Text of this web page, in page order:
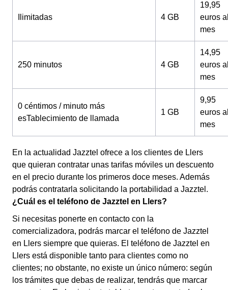
Ilimitadas 4 GB
19,95
euros
mes
250 minutos 4 GB
14,95
euros
mes
0 céntimos / minuto más
esTablecimiento de llamada
1 GB
9,95
euros
mes
En la actualidad Jazztel ofrece a los clientes de Llers
que quieran contratar unas tarifas móviles un descuento
en el precio durante los primeros doce meses. Además
podrás contratarla solicitando la portabilidad a Jazztel.
¿Cuál es el teléfono de Jazztel en Llers?
Si necesitas ponerte en contacto con la
comercializadora, podrás marcar el teléfono de Jazztel
en Llers siempre que quieras. El teléfono de Jazztel en
Llers está disponible tanto para clientes como no
clientes; no obstante, no existe un único número: según
los trámites que debas de realizar, tendrás que marcar